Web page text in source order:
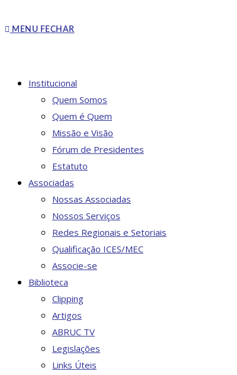
MENU FECHAR
Institucional
Quem Somos
Quem é Quem
Missão e Visão
Fórum de Presidentes
Estatuto
Associadas
Nossas Associadas
Nossos Serviços
Redes Regionais e Setoriais
Qualificação ICES/MEC
Associe-se
Biblioteca
Clipping
Artigos
ABRUC TV
Legislações
Links Úteis